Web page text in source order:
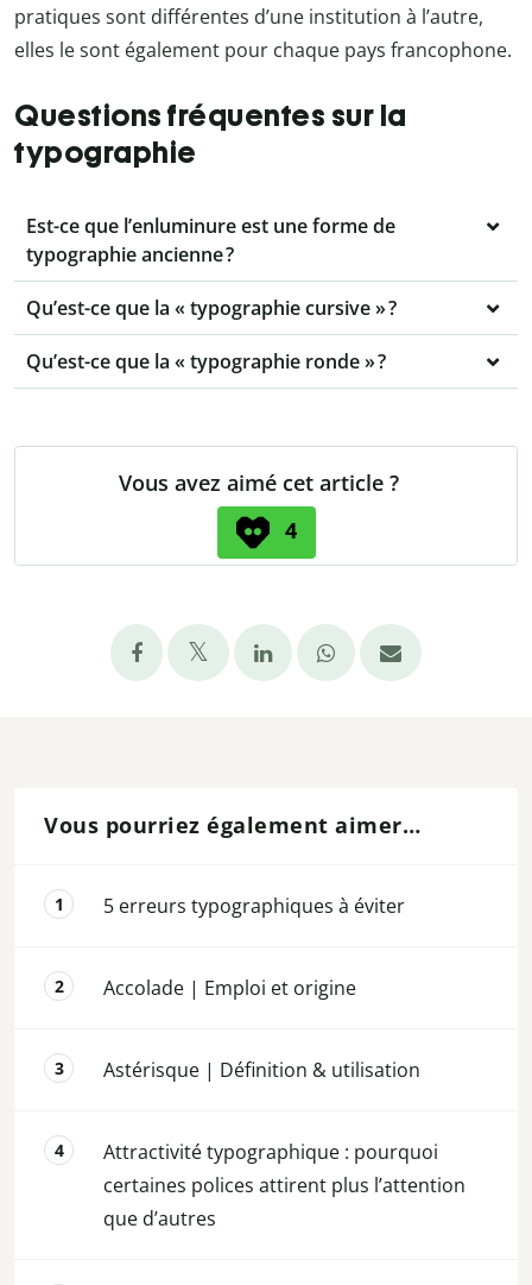
pratiques sont différentes d’une institution à l’autre,
elles le sont également pour chaque pays francophone.
Questions fréquentes sur la
typographie
Est-ce que l’enluminure est une forme de
typographie ancienne ?
Qu’est-ce que la « typographie cursive » ?
Qu’est-ce que la « typographie ronde » ?
Vous avez aimé cet article ?
4
Vous pourriez également aimer…
5 erreurs typographiques à éviter
Accolade | Emploi et origine
Astérisque | Définition & utilisation
Attractivité typographique : pourquoi
certaines polices attirent plus l’attention
que d’autres